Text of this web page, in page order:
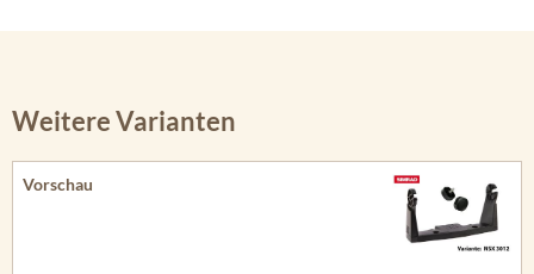
Weitere Varianten